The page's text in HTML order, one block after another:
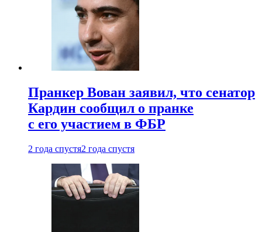
Пранкер Вован заявил, что сенатор
Кардин сообщил о пранке
с его участием в ФБР
2 года спустя2 года спустя